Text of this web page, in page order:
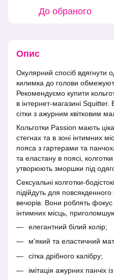
До обраного
Опис
Окулярний спосіб вдягнути
килимка до голови
Рекомендуємо купити
в інтернет-магазині Squitter.
сітки з ажурним квітковим
Кольготки Passion мають
стегнах та в зоні інтимних
пояса з гартерами та
та еластану в поясі,
утворюють зморшки під
Сексуальні колготки-
підійдуть для
вечорів. Вони роблять
інтимних місць,
елегантний білий колір;
м'який та еластичний
сітка дрібного калібру;
імітація ажурних панчіх